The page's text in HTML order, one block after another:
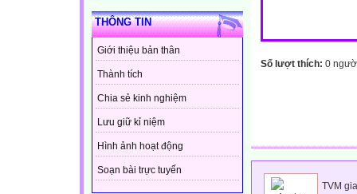
THÔNG TIN
Giới thiệu bản thân
Thành tích
Chia sẻ kinh nghiệm
Lưu giữ kỉ niệm
Hình ảnh hoạt động
Soạn bài trực tuyến
Số lượt thích: 0
TVM